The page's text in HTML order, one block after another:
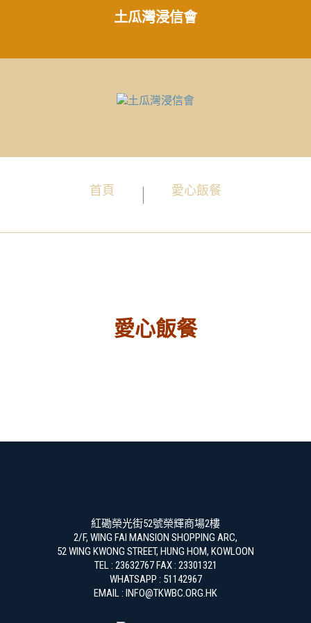
首頁 愛心飯餐
愛心飯餐
紅磡榮光街52號榮輝商場2樓
2/F, WING FAI MANSION SHOPPING ARC,
52 WING KWONG STREET, HUNG HOM, KOWLOON
TEL : 23632767 FAX : 23301321
WHATSAPP : 51142967
EMAIL : INFO@TKWBC.ORG.HK
土瓜灣浸信會